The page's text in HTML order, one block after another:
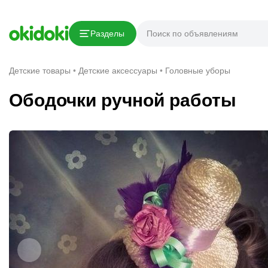
Разделы
Детские товары Детские аксессуары Головные уборы
Ободочки ручной работы
Скопировать ссылку